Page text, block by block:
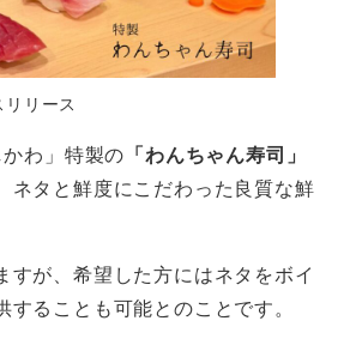
リース
かわ」特製の 「わんちゃん寿司」
ネタと鮮度にこだわった良質な鮮
すが、希望した方にはネタをボイ
することも可能とのことです。